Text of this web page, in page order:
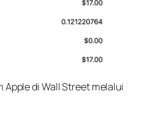
Apple di Wall Street melalui